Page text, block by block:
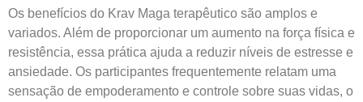
Os benefícios do Krav Maga terapêutico são amplos e
variados. Além de proporcionar um aumento na força física e
resistência, essa prática ajuda a reduzir níveis de estresse e
ansiedade. Os participantes frequentemente relatam uma
sensação de empoderamento e controle sobre suas vidas, o